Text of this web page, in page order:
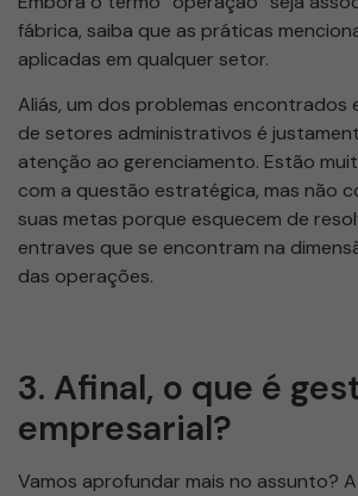
fábrica, saiba que as práticas
aplicadas em qualquer setor.
Aliás, um dos problemas encontrados
de setores administrativos é
atenção ao gerenciamento. Estão
com a questão estratégica, mas não
suas metas porque esquecem de
entraves que se encontram na
das operações.
3. Afinal, o que é
empresarial?
Vamos aprofundar mais no assunto?